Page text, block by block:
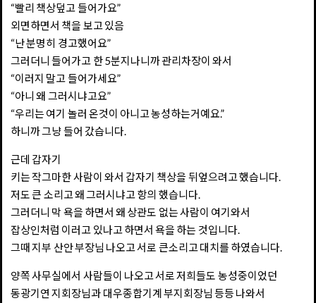
“빨리 책상덮고 들어가요”
외면하면서 책을 보고 있음
“난 분명히 경고했어요”
그러더니 들어가고 한 5분지나니까 관리차장이 와서
“이러지 말고 들어가세요”
“아니 왜 그러시냐고요”
“우리는 여기 놀러 온것이 아니고 농성하는거예요.”
하니까 그냥 들어 갔습니다.
근데 갑자기
키는 작그마한 사람이 와서 갑자기 책상을 뒤엎으려고 했습니다.
저도 큰 소리고 왜 그러시냐고 항의 했습니다.
그러더니 막 욕을 하면서 왜 상관도 없는 사람이 여기와서
잡상인처럼 이러고 있나고 하면서 욕을 하는 것입니다.
그때 지부 산안 부장님 나오고 서로 큰소리고 대치를 하였습니다.
양쪽 사무실에서 사람들이 나오고 서로 저희들도 농성중이었던
동광기연 지회장님과 대우종합기계 부지회장님 등등 나와서